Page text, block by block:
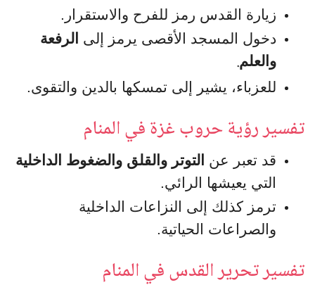
زيارة القدس رمز للفرح والاستقرار.
دخول المسجد الأقصى يرمز إلى الرفعة
والعلم.
للعزباء، يشير إلى تمسكها بالدين والتقوى.
تفسير رؤية حروب غزة في المنام
قد تعبر عن التوتر والقلق والضغوط الداخلية
التي يعيشها الرائي.
ترمز كذلك إلى النزاعات الداخلية
والصراعات الحياتية.
تفسير تحرير القدس في المنام